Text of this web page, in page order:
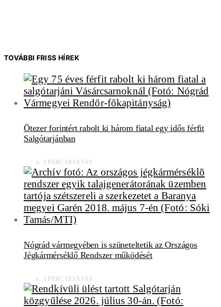
TOVÁBBI FRISS HÍREK
Ötezer forintért rabolt ki három fiatal egy idős férfit
Salgótarjánban
1 PERC OLVASÁS
Nógrád vármegyében is szüneteltetik az Országos
Jégkármérséklő Rendszer működését
3 PERC OLVASÁS